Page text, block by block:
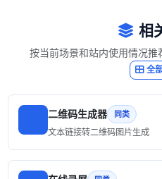
相
按当前场景和站内使用情况推
全
二维码生成器 同类
文本链接转二维码图片生成